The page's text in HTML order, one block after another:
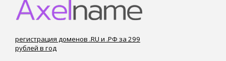
регистрация доменов .RU и .РФ за 299
рублей в год